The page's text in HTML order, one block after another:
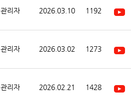
관리자 2026.03.10 1192
관리자 2026.03.02 1273
관리자 2026.02.21 1428